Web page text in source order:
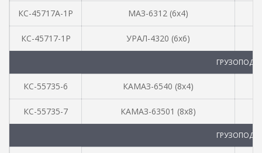
КС-45717А-1Р МАЗ-6312 (6х4)
КС-45717-1Р УРАЛ-4320 (6х6)
КС-55735-6 КАМАЗ-6540 (8х4)
КС-55735-7 КАМАЗ-63501 (8х8)